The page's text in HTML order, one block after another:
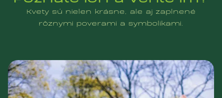
Kvety sú nielen krásne, ale aj zaplnené
rôznymi poverami a symbolikami.